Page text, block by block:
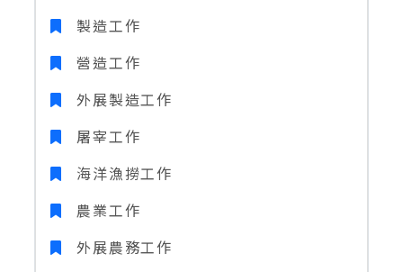
製造工作
營造工作
外展製造工作
屠宰工作
海洋漁撈工作
農業工作
外展農務工作